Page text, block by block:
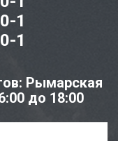
1
1
Рымарская
до 18:00